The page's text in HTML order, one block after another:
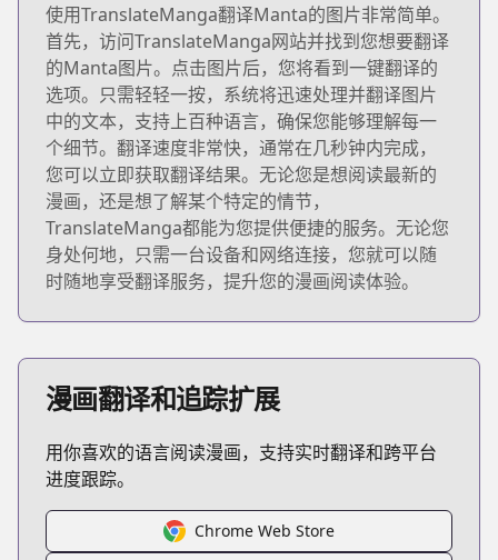
使用TranslateManga翻译Manta的图片非常简单。
首先，访问TranslateManga网站并找到您想要翻译
的Manta图片。点击图片后，您将看到一键翻译的
选项。只需轻轻一按，系统将迅速处理并翻译图片
中的文本，支持上百种语言，确保您能够理解每一
个细节。翻译速度非常快，通常在几秒钟内完成，
您可以立即获取翻译结果。无论您是想阅读最新的
漫画，还是想了解某个特定的情节，
TranslateManga都能为您提供便捷的服务。无论您
身处何地，只需一台设备和网络连接，您就可以随
时随地享受翻译服务，提升您的漫画阅读体验。
漫画翻译和追踪扩展
用你喜欢的语言阅读漫画，支持实时翻译和跨平台
进度跟踪。
Chrome Web Store